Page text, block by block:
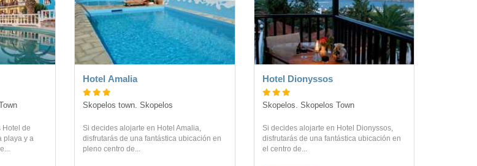
Hotel de
playa y a
Hotel Amalia
Skopelos town. Skopelos
Si decides alojarte en Hotel Amalia,
disfrutarás de una fantástica ubicación en
pleno centro de...
Hotel Dionyssos
Skopelos. Skopelos Town
Si decides alojarte en Hotel Dionyssos,
disfrutarás de una fantástica ubicación en
el centro de...